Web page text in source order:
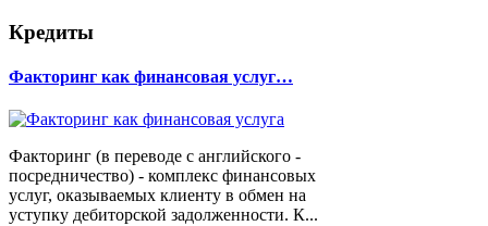
Кредиты
Факторинг как финансовая услуг…
Факторинг (в переводе с английского -
посредничество) - комплекс финансовых
услуг, оказываемых клиенту в обмен на
уступку дебиторской задолженности. К...